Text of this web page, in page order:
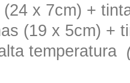
(24 x 7cm) +
(19 x 5cm) +
temperatura